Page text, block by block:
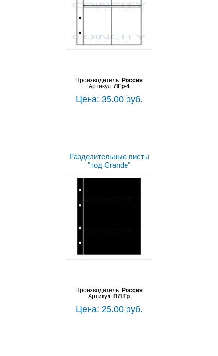
Производитель: Россия
Артикул: ЛГр-4
Цена: 35.00 руб.
Разделительные листы
"под Grande"
Производитель: Россия
Артикул: ПЛ Гр
Цена: 25.00 руб.